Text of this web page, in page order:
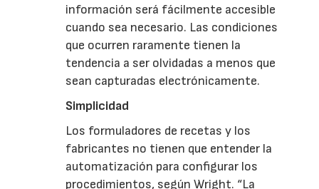
información será fácilmente accesible
cuando sea necesario. Las condiciones
que ocurren raramente tienen la
tendencia a ser olvidadas a menos que
sean capturadas electrónicamente.
Simplicidad
Los formuladores de recetas y los
fabricantes no tienen que entender la
automatización para configurar los
procedimientos, según Wright. “La